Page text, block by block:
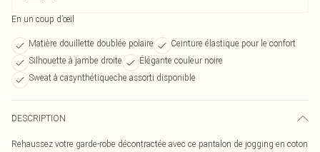
En un coup d’œil
Matière douillette doublée polaire
Ceinture élastique pour le confort
Silhouette à jambe droite
Élégante couleur noire
Sweat à casynthétiqueche assorti disponible
DESCRIPTION
Rehaussez votre garde-robe décontractée avec ce pantalon de jogging en coton